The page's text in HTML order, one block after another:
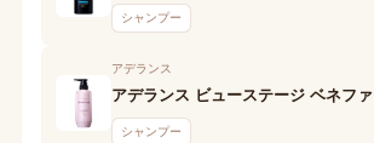
シャンプー
アデランス
シャンプー